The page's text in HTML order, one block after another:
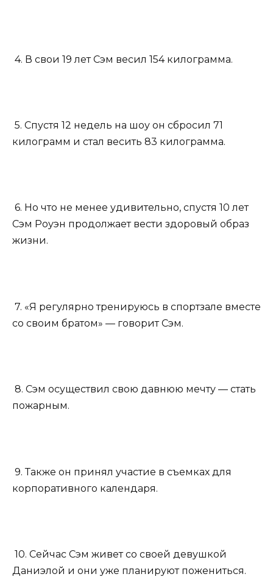
4. В свои 19 лет Сэм весил 154 килограмма.
5. Спустя 12 недель на шоу он сбросил 71
килограмм и стал весить 83 килограмма.
6. Но что не менее удивительно, спустя 10 лет
Сэм Роуэн продолжает вести здоровый образ
жизни.
7. «Я регулярно тренируюсь в спортзале вместе
со своим братом» — говорит Сэм.
8. Сэм осуществил свою давнюю мечту — стать
пожарным.
9. Также он принял участие в съемках для
корпоративного календаря.
10. Сейчас Сэм живет со своей девушкой
Даниэлой и они уже планируют пожениться.